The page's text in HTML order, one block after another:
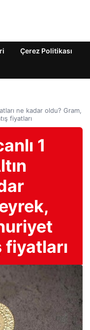
Çerez Politikası
ne kadar oldu? Gram,
fiyatları
1
fiyatları